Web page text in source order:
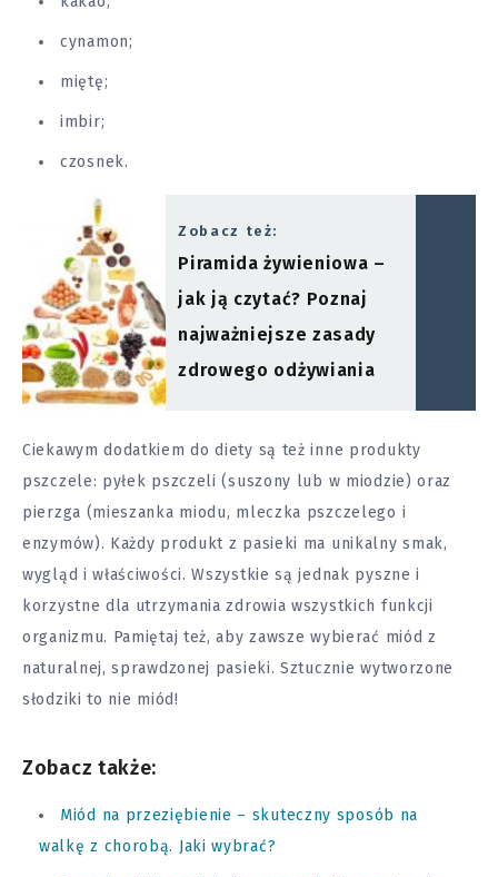
cynamon;
miętę;
imbir;
czosnek.
Zobacz też:
Piramida żywieniowa –
jak ją czytać? Poznaj
najważniejsze zasady
zdrowego odżywiania
Ciekawym dodatkiem do diety są też inne produkty
pszczele: pyłek pszczeli (suszony lub w miodzie) oraz
pierzga (mieszanka miodu, mleczka pszczelego i
enzymów). Każdy produkt z pasieki ma unikalny smak,
wygląd i właściwości. Wszystkie są jednak pyszne i
korzystne dla utrzymania zdrowia wszystkich funkcji
organizmu. Pamiętaj też, aby zawsze wybierać miód z
naturalnej, sprawdzonej pasieki. Sztucznie wytworzone
słodziki to nie miód!
Zobacz także:
Miód na przeziębienie – skuteczny sposób na
walkę z chorobą. Jaki wybrać?